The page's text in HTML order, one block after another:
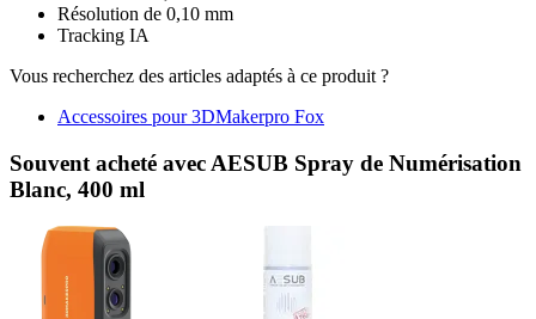
Résolution de 0,10 mm
Tracking IA
Vous recherchez des articles adaptés à ce produit ?
Accessoires pour 3DMakerpro Fox
Souvent acheté avec AESUB Spray de Numérisation
Blanc, 400 ml